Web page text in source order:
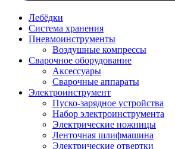
Лебёдки
Система хранения
Пневмоинструменты
Воздушные компрессы
Сварочное оборудование
Аксессуары
Сварочные аппараты
Электроинструмент
Пуско-зарядное устройства
Набор электроинструмента
Электрические ножницы
Ленточная шлифмашина
Электрические отвертки